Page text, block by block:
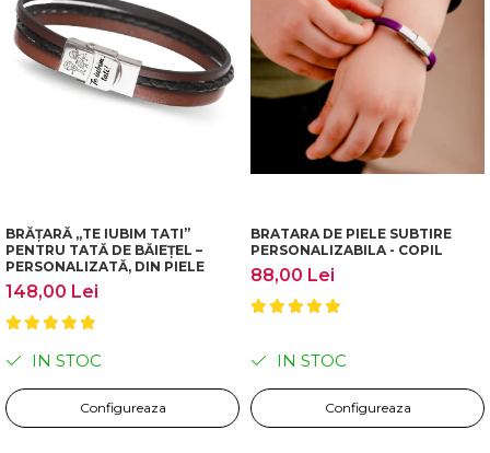
BRĂȚARĂ „TE IUBIM TATI”
PENTRU TATĂ DE BĂIEȚEL –
PERSONALIZATĂ, DIN PIELE
148,00 Lei
IN STOC
Configureaza
BRATARA DE PIELE SUBTIRE
PERSONALIZABILA - COPIL
88,00 Lei
IN STOC
Configureaza